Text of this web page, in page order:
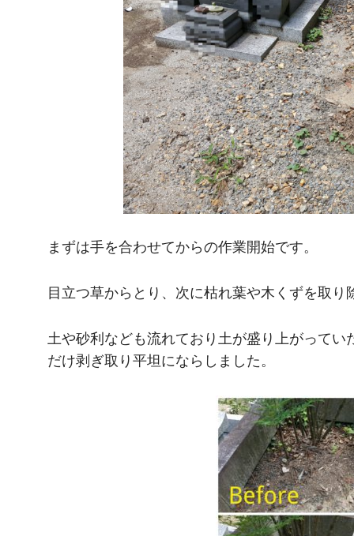
まずは手を合わせてからの作業開始です。
目立つ草からとり、次に枯れ葉や木くずを取り
土や砂利なども流れており土が盛り上がって
だけ剥ぎ取り平坦にならしました。